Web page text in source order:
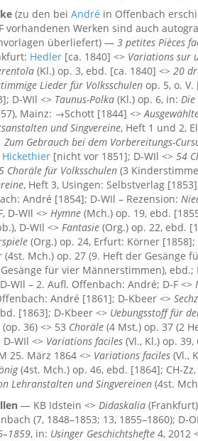
(zu den bei André in Offenbach
vorhandenen Werken sind auch
überliefert) — 3 petites Pièces
Hedler [ca. 1840] <> Variations sur
(Kl.) op. 3, ebd. [ca. 1840] <> 20
Lieder für Volksschulen op. 5, o.
D-WIl <> Taunus-Polka (Kl.) op. 6, in:
Mainz: →Schott [1844] <>
und Singvereine, Heft 1 und 2,
Gebrauch bei dem Vorbereitungs-
Hickethier [nicht vor 1851]; D-WIl <> 54
Choräle für Volksschulen (3
, Heft 3, Usingen: Selbstverlag
André [1854]; D-WIl – Rezension:
D-WIl <> Hymne (Mch.) op. 19, ebd.
D-WIl <> Fantasie (Org.) op. 22, ebd.
(Org.) op. 24, Erfurt: Körner [1858];
(4st. Mch.) op. 27 (9. Heft der Gesänge
für vier Männerstimmen), ebd.;
WIl – 2. Aufl. Offenbach: André; D-F <>
André [1861]; D-Kbeer <>
[1863]; D-Kbeer <> Uebungsstoff für
36) <> 53 Choräle (4 Mst.) op. 37 (2
WIl <> Variations faciles (Vl., Kl.) op.
25. März 1864 <> Variations faciles (Vl.,
(4st. Mch.) op. 46, ebd. [1864]; CH-Zz,
Lehranstalten und Singvereinen (4st.
— KB Idstein <> Didaskalia
(7, 1848–1853; 13, 1855–1860); D-
, in: Usinger Geschichtshefte 4, 2012